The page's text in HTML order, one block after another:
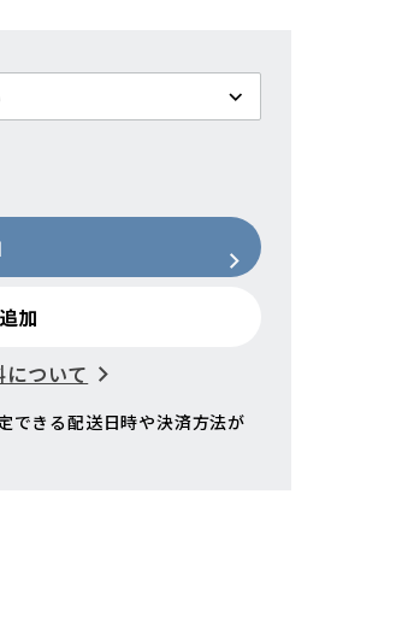
加
について
できる配送日時や決済方法が